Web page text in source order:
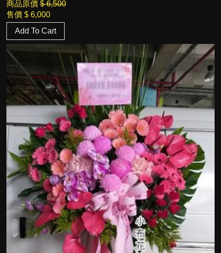
商品原價 $ 6,500
售價 $ 6,000
Add To Cart